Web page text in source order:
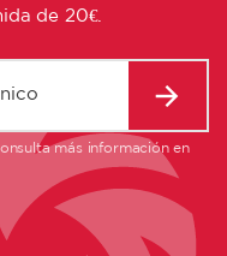
de 20€.
más información en